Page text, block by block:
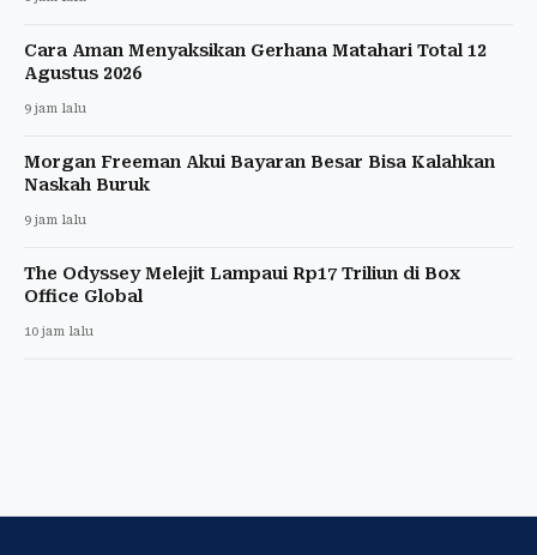
Cara Aman Menyaksikan Gerhana Matahari Total 12
Agustus 2026
9 jam lalu
Morgan Freeman Akui Bayaran Besar Bisa Kalahkan
Naskah Buruk
9 jam lalu
The Odyssey Melejit Lampaui Rp17 Triliun di Box
Office Global
10 jam lalu